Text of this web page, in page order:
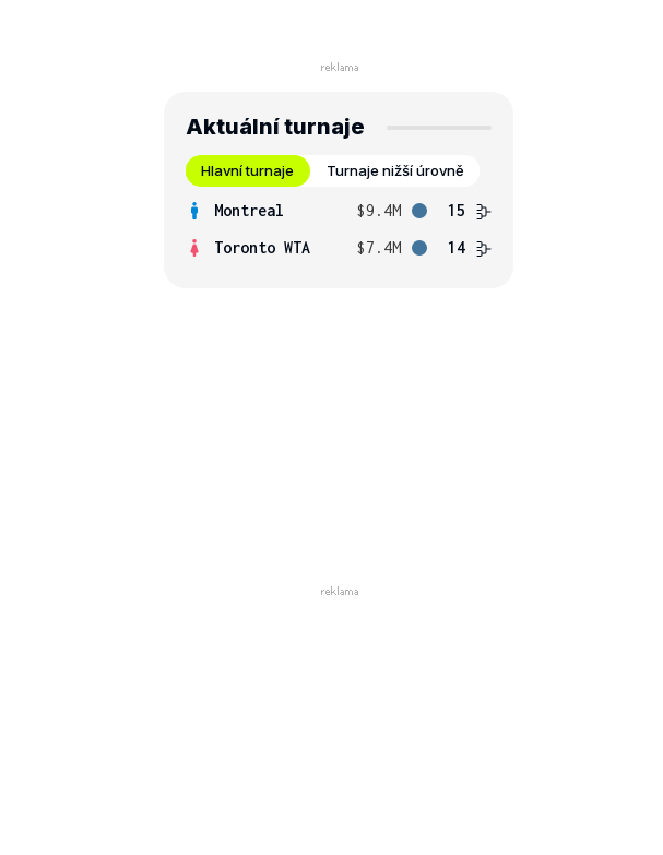
Aktuální turnaje
Hlavní turnaje Turnaje nižší úrovně
Montreal $9.4M
15
Toronto WTA
$7.4M 14